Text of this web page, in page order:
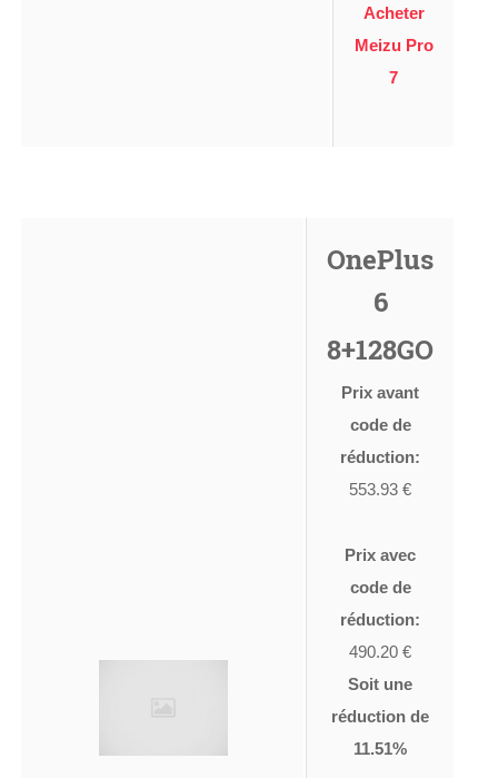
Acheter
Meizu Pro
7
OnePlus
6
8+128GO
Prix avant
code de
réduction:
553.93 €
Prix avec
code de
réduction:
490.20 €
Soit une
réduction de
11.51%